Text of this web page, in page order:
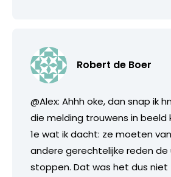
Robert de Boer
@Alex: Ahhh oke, dan snap ik
die melding trouwens in beeld
1e wat ik dacht: ze moeten
andere gerechtelijke reden de
stoppen. Dat was het dus niet